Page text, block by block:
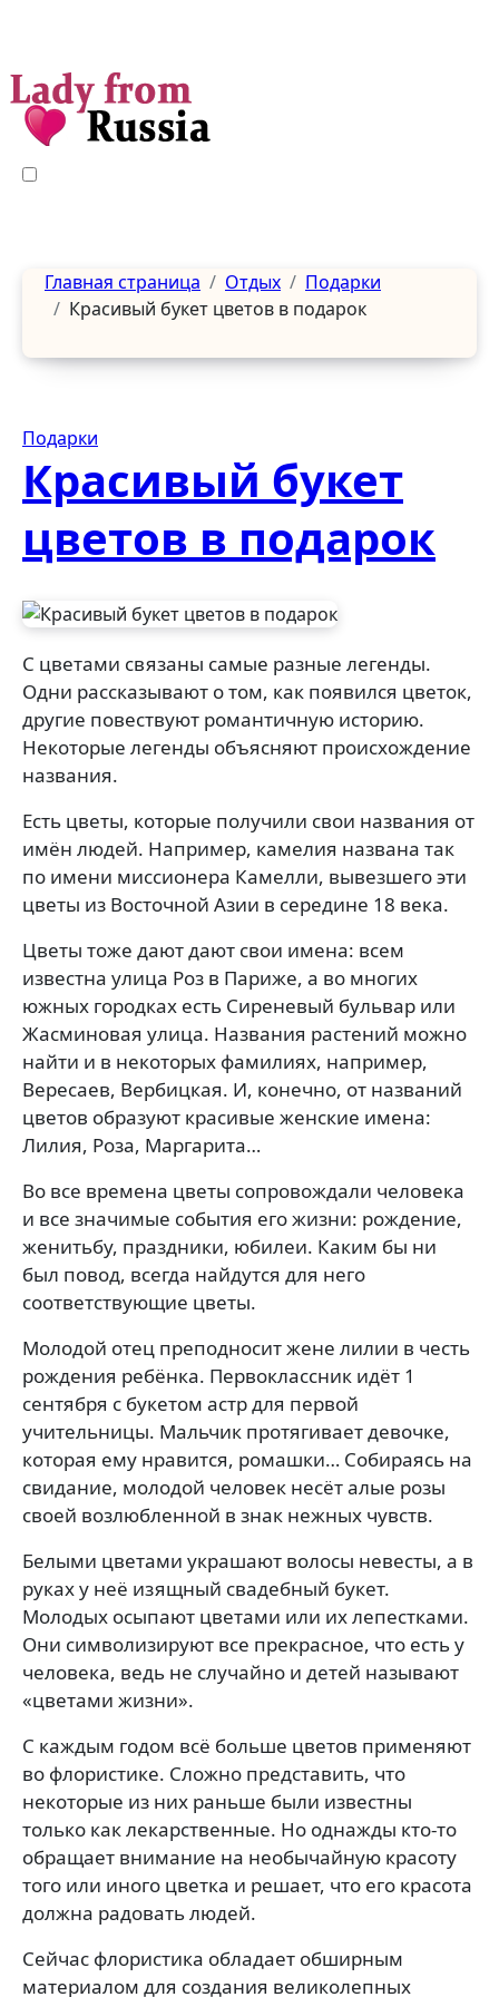
Главная страница Отдых
Подарки
Красивый букет цветов в подарок
Подарки
Красивый букет
цветов в подарок
С цветами связаны самые разные легенды.
Одни рассказывают о том, как появился цветок,
другие повествуют романтичную историю.
Некоторые легенды объясняют происхождение
названия.
Есть цветы, которые получили свои названия от
имён людей. Например, камелия названа так
по имени миссионера Камелли, вывезшего эти
цветы из Восточной Азии в середине 18 века.
Цветы тоже дают дают свои имена: всем
известна улица Роз в Париже, а во многих
южных городках есть Сиреневый бульвар или
Жасминовая улица. Названия растений можно
найти и в некоторых фамилиях, например,
Вересаев, Вербицкая. И, конечно, от названий
цветов образуют красивые женские имена:
Лилия, Роза, Маргарита…
Во все времена цветы сопровождали человека
и все значимые события его жизни: рождение,
женитьбу, праздники, юбилеи. Каким бы ни
был повод, всегда найдутся для него
соответствующие цветы.
Молодой отец преподносит жене лилии в честь
рождения ребёнка. Первоклассник идёт 1
сентября с букетом астр для первой
учительницы. Мальчик протягивает девочке,
которая ему нравится, ромашки… Собираясь на
свидание, молодой человек несёт алые розы
своей возлюбленной в знак нежных чувств.
Белыми цветами украшают волосы невесты, а в
руках у неё изящный свадебный букет.
Молодых осыпают цветами или их лепестками.
Они символизируют все прекрасное, что есть у
человека, ведь не случайно и детей называют
«цветами жизни».
С каждым годом всё больше цветов применяют
во флористике. Сложно представить, что
некоторые из них раньше были известны
только как лекарственные. Но однажды кто-то
обращает внимание на необычайную красоту
того или иного цветка и решает, что его красота
должна радовать людей.
Сейчас флористика обладает обширным
материалом для создания великолепных